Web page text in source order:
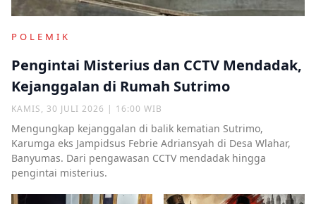
POLEMIK
Pengintai Misterius dan CCTV Mendadak,
Kejanggalan di Rumah Sutrimo
KAMIS, 30 JULI 2026 | 16:00 WIB
Mengungkap kejanggalan di balik kematian Sutrimo,
Karumga eks Jampidsus Febrie Adriansyah di Desa Wlahar,
Banyumas. Dari pengawasan CCTV mendadak hingga
pengintai misterius.